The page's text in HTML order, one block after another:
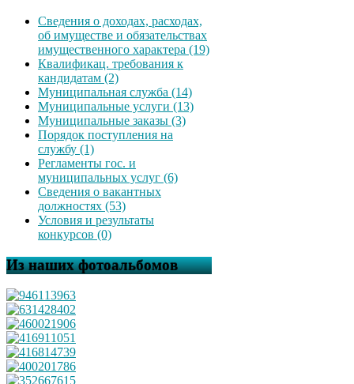
Сведения о доходах, расходах,
об имуществе и обязательствах
имущественного характера (19)
Квалификац. требования к
кандидатам (2)
Муниципальная служба (14)
Муниципальные услуги (13)
Муниципальные заказы (3)
Порядок поступления на
службу (1)
Регламенты гос. и
муниципальных услуг (6)
Сведения о вакантных
должностях (53)
Условия и результаты
конкурсов (0)
Из наших фотоальбомов